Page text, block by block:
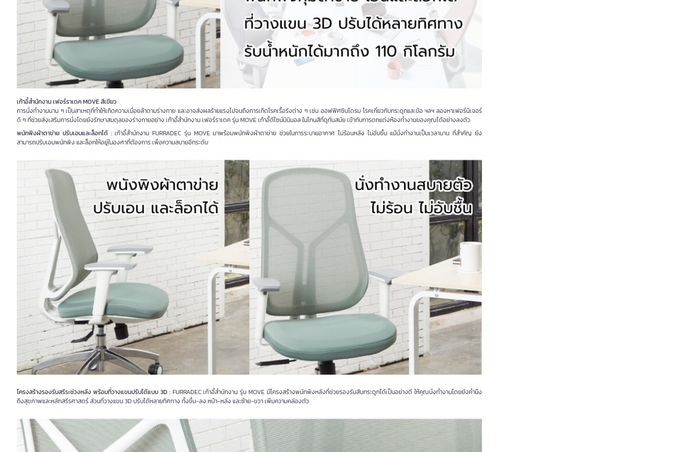
เก้าอี้สำนักงาน เฟอร์ราเดค MOVE สีเขียว
การนั่งทำงานนาน ๆ เป็นสาเหตุที่ทำให้เกิดความเมื่อยล้าตามร่างกาย และอาจส่งผลร้ายแรงไปจนถึงการเกิดโรคเรื้อรังต่าง ๆ เช่น ออฟฟิศซินโดรม โรคเกี่ยวกับกระดูกและข้อ ฯลฯ ลองหาเฟอร์นิเจอร์
ดี ๆ ที่ช่วยส่งเสริมการนั่งโดยยังรักษาสมดุลของร่างกายอย่าง เก้าอี้สำนักงาน เฟอร์ราเดค รุ่น MOVE เก้าอี้ดีไซน์มินิมอล ในโทนสีที่ดูทันสมัย เข้ากับการตกแต่งห้องทำงานของคุณได้อย่างลงตัว
พนักพิงผ้าตาข่าย ปรับเอนและล็อกได้ :เก้าอี้สำนักงาน FURRADEC รุ่น MOVE มาพร้อมพนักพิงผ้าตาข่าย ช่วยในการระบายอากาศ ไม่ร้อนหลัง ไม่อับชื้น แม้นั่งทำงานเป็นเวลานาน ที่สำคัญ ยัง
สามารถปรับเอนพนักพิง และล็อกให้อยู่ในองศาที่ต้องการ เพื่อความสบายอีกระดับ
โครงสร้างรองรับสรีระช่วงหลัง พร้อมที่วางแขนปรับได้แบบ 3D :FURRADEC เก้าอี้สำนักงาน รุ่น MOVE มีโครงสร้างพนักพิงหลังที่ช่วยรองรับสันกระดูกได้เป็นอย่างดี ให้คุณนั่งทำงานโดยยังคำนึง
ถึงสุขภาพและหลักสรีรศาสตร์ ส่วนที่วางแขน 3D ปรับได้หลายทิศทาง ทั้งขึ้น-ลง หน้า-หลัง และซ้าย-ขวา เพิ่มความคล่องตัว